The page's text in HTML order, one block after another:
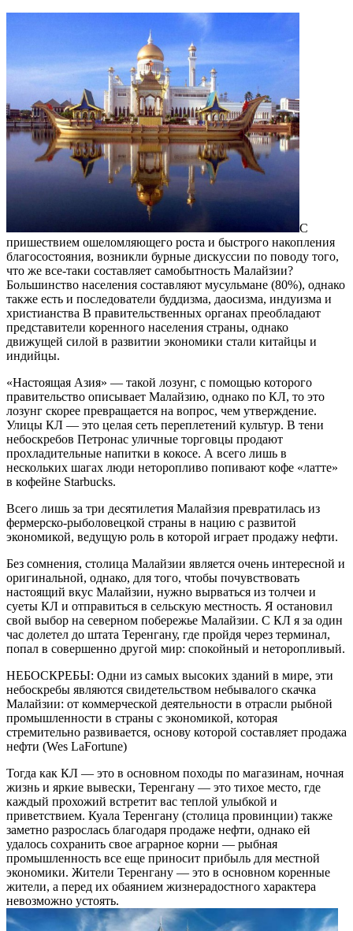
С
пришествием ошеломляющего роста и быстрого накопления
благосостояния, возникли бурные дискуссии по поводу того,
что же все-таки составляет самобытность Малайзии?
Большинство населения составляют мусульмане (80%), однако
также есть и последователи буддизма, даосизма, индуизма и
христианства В правительственных органах преобладают
представители коренного населения страны, однако
движущей силой в развитии экономики стали китайцы и
индийцы.
«Настоящая Азия» — такой лозунг, с помощью которого
правительство описывает Малайзию, однако по КЛ, то это
лозунг скорее превращается на вопрос, чем утверждение.
Улицы КЛ — это целая сеть переплетений культур. В тени
небоскребов Петронас уличные торговцы продают
прохладительные напитки в кокосе. А всего лишь в
нескольких шагах люди неторопливо попивают кофе «латте»
в кофейне Starbucks.
Всего лишь за три десятилетия Малайзия превратилась из
фермерско-рыболовецкой страны в нацию с развитой
экономикой, ведущую роль в которой играет продажу нефти.
Без сомнения, столица Малайзии является очень интересной и
оригинальной, однако, для того, чтобы почувствовать
настоящий вкус Малайзии, нужно вырваться из толчеи и
суеты КЛ и отправиться в сельскую местность. Я остановил
свой выбор на северном побережье Малайзии. С КЛ я за один
час долетел до штата Теренгану, где пройдя через терминал,
попал в совершенно другой мир: спокойный и неторопливый.
НЕБОСКРЕБЫ: Одни из самых высоких зданий в мире, эти
небоскребы являются свидетельством небывалого скачка
Малайзии: от коммерческой деятельности в отрасли рыбной
промышленности в страны с экономикой, которая
стремительно развивается, основу которой составляет продажа
нефти (Wes LaFortune)
Тогда как КЛ — это в основном походы по магазинам, ночная
жизнь и яркие вывески, Теренгану — это тихое место, где
каждый прохожий встретит вас теплой улыбкой и
приветствием. Куала Теренгану (столица провинции) также
заметно разрослась благодаря продаже нефти, однако ей
удалось сохранить свое аграрное корни — рыбная
промышленность все еще приносит прибыль для местной
экономики. Жители Теренгану — это в основном коренные
жители, а перед их обаянием жизнерадостного характера
невозможно устоять.